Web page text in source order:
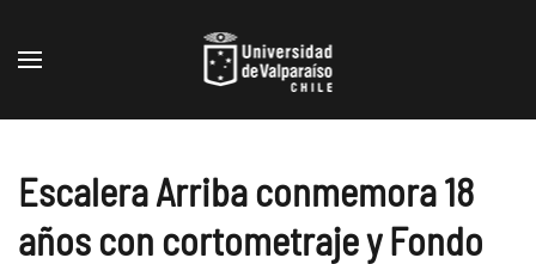
Skip to main content
Escalera Arriba conmemora 18
años con cortometraje y Fondo